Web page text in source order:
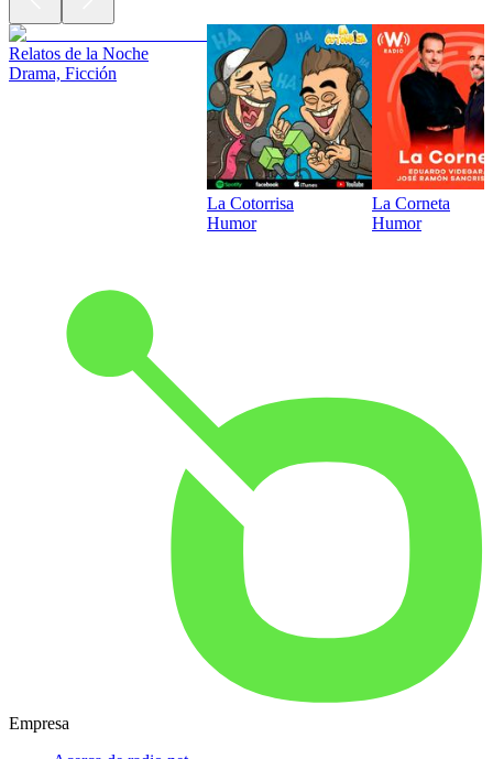
Relatos de la Noche
Drama, Ficción
La Cotorrisa
Humor
La Corneta
Humor
Empresa